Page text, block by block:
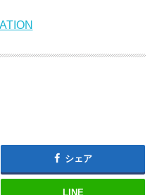
シェア
LINE